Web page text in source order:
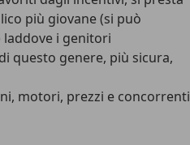
più giovane (si può
i genitori
questo genere, più sicura,
motori, prezzi e concorrenti